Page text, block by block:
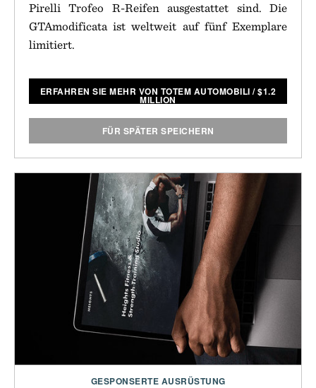
Pirelli Trofeo R-Reifen ausgestattet sind. Die
GTAmodificata ist weltweit auf fünf Exemplare
limitiert.
ERFAHREN SIE MEHR VON TOTEM AUTOMOBILI /$1.2
MILLION
FÜR SPÄTER SPEICHERN
GESPONSERTE AUSRÜSTUNG